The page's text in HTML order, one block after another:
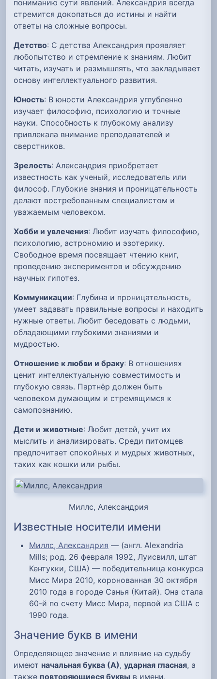
пониманию сути явлений. Александрия всегда
стремится докопаться до истины и найти
ответы на сложные вопросы.
Детство: С детства Александрия проявляет
любопытство и стремление к знаниям. Любит
читать, изучать и размышлять, что закладывает
основу интеллектуального развития.
Юность: В юности Александрия углубленно
изучает философию, психологию и точные
науки. Способность к глубокому анализу
привлекала внимание преподавателей и
сверстников.
Зрелость: Александрия приобретает
известность как ученый, исследователь или
философ. Глубокие знания и проницательность
делают востребованным специалистом и
уважаемым человеком.
Хобби и увлечения: Любит изучать философию,
психологию, астрономию и эзотерику.
Свободное время посвящает чтению книг,
проведению экспериментов и обсуждению
научных гипотез.
Коммуникации: Глубина и проницательность,
умеет задавать правильные вопросы и находить
нужные ответы. Любит беседовать с людьми,
обладающими глубокими знаниями и
мудростью.
Отношение к любви и браку: В отношениях
ценит интеллектуальную совместимость и
глубокую связь. Партнёр должен быть
человеком думающим и стремящимся к
самопознанию.
Дети и животные: Любит детей, учит их
мыслить и анализировать. Среди питомцев
предпочитает спокойных и мудрых животных,
таких как кошки или рыбы.
Миллс, Александрия
Известные носители имени
Миллс, Александрия — (англ. Alexandria
Mills; род. 26 февраля 1992, Луисвилл, штат
Кентукки, США) — победительница конкурса
Мисс Мира 2010, коронованная 30 октября
2010 года в городе Санья (Китай). Она стала
60-й по счету Мисс Мира, первой из США с
1990 года.
Значение букв в имени
Определяющее значение и влияние на судьбу
имеют начальная буква (А), ударная гласная, а
также повторяющиеся буквы в имени.